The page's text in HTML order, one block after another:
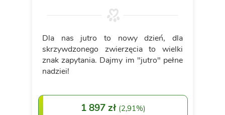
Dla nas jutro to nowy dzień, dla
skrzywdzonego zwierzęcia to wielki
znak zapytania. Dajmy im "jutro" pełne
nadziei!
1 897 zł (2,91%)